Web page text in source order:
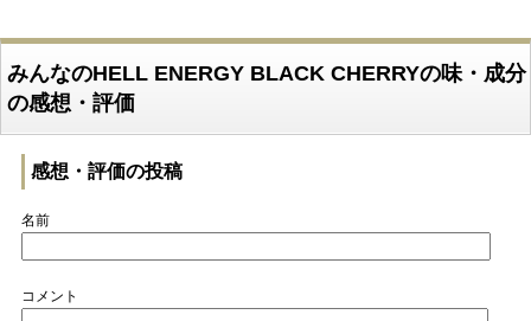
みんなのHELL ENERGY BLACK CHERRYの味・成分
の感想・評価
感想・評価の投稿
名前
コメント